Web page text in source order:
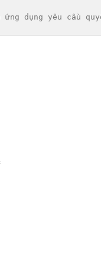
dụng yêu cầu